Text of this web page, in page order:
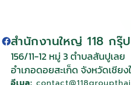
สำนักงานใหญ่ 118 กรุ๊ป
156/11-12 หมู่ 3 ตําบลสันปูเลย
อําเภอดอยสะเก็ด จังหวัดเชีย